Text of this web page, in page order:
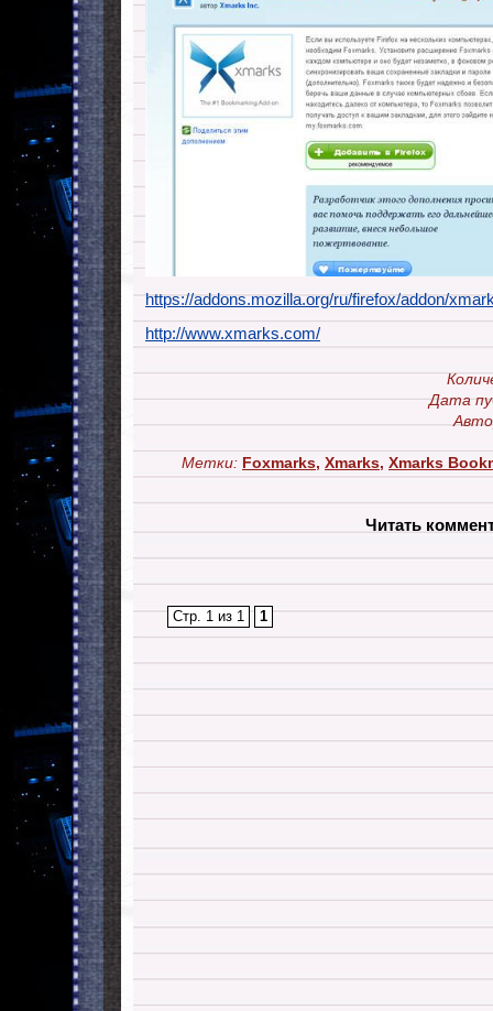
https://addons.mozilla.org/ru/firefox/addon/
http://www.xmarks.com/
Дата
Метки: Foxmarks, Xmarks, Xmarks
Читать
Стр. 1 из 1 1